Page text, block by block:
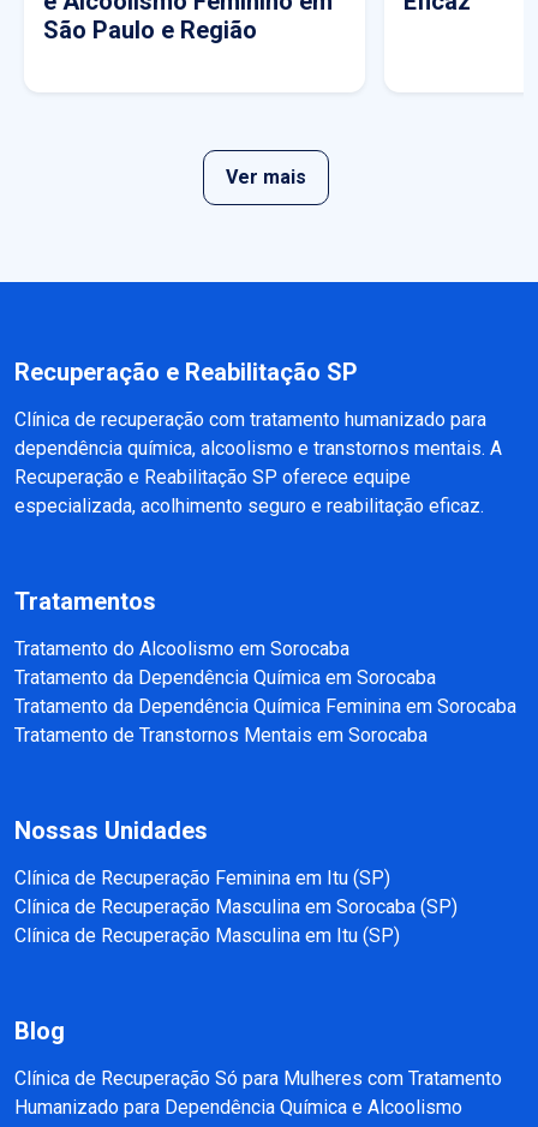
São Paulo e Região
Ver mais
Recuperação e Reabilitação SP
Clínica de recuperação com tratamento humanizado para
dependência química, alcoolismo e transtornos mentais. A
Recuperação e Reabilitação SP oferece equipe
especializada, acolhimento seguro e reabilitação eficaz.
Tratamentos
Tratamento do Alcoolismo em Sorocaba
Tratamento da Dependência Química em Sorocaba
Tratamento da Dependência Química Feminina em Sorocaba
Tratamento de Transtornos Mentais em Sorocaba
Nossas Unidades
Clínica de Recuperação Feminina em Itu (SP)
Clínica de Recuperação Masculina em Sorocaba (SP)
Clínica de Recuperação Masculina em Itu (SP)
Blog
Clínica de Recuperação Só para Mulheres com Tratamento
Humanizado para Dependência Química e Alcoolismo